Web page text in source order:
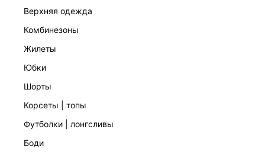
верхняя одежда
комбинезоны
жилеты
юбки
шорты
корсеты | топы
футболки | лонгсливы
боди